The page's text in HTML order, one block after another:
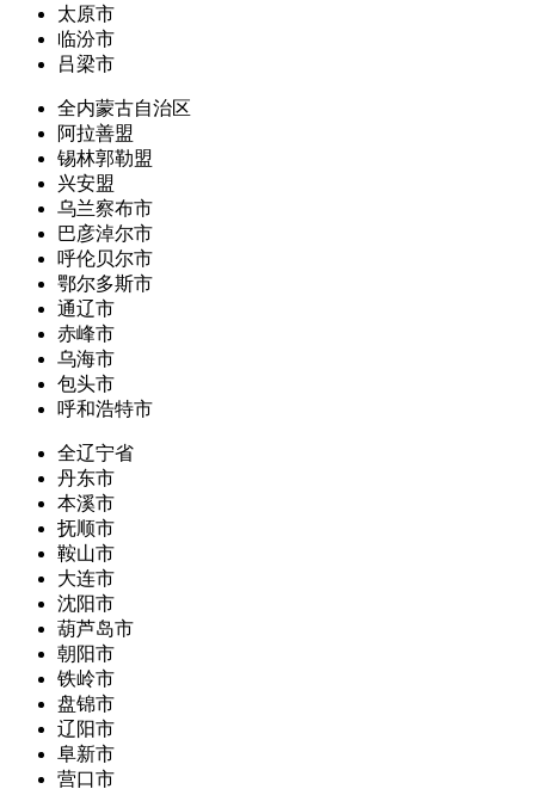
太原市
临汾市
吕梁市
全内蒙古自治区
阿拉善盟
锡林郭勒盟
兴安盟
乌兰察布市
巴彦淖尔市
呼伦贝尔市
鄂尔多斯市
通辽市
赤峰市
乌海市
包头市
呼和浩特市
全辽宁省
丹东市
本溪市
抚顺市
鞍山市
大连市
沈阳市
葫芦岛市
朝阳市
铁岭市
盘锦市
辽阳市
阜新市
营口市